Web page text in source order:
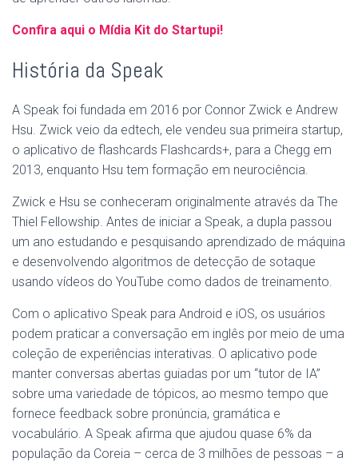
Confira aqui o Mídia Kit do Startupi!
História da Speak
A Speak foi fundada em 2016 por Connor Zwick e Andrew
Hsu. Zwick veio da edtech, ele vendeu sua primeira startup,
o aplicativo de flashcards Flashcards+, para a Chegg em
2013, enquanto Hsu tem formação em neurociência.
Zwick e Hsu se conheceram originalmente através da The
Thiel Fellowship. Antes de iniciar a Speak, a dupla passou
um ano estudando e pesquisando aprendizado de máquina
e desenvolvendo algoritmos de detecção de sotaque
usando vídeos do YouTube como dados de treinamento.
Com o aplicativo Speak para Android e iOS, os usuários
podem praticar a conversação em inglês por meio de uma
coleção de experiências interativas. O aplicativo pode
manter conversas abertas guiadas por um “tutor de IA”
sobre uma variedade de tópicos, ao mesmo tempo que
fornece feedback sobre pronúncia, gramática e
vocabulário. A Speak afirma que ajudou quase 6% da
população da Coreia – cerca de 3 milhões de pessoas – a